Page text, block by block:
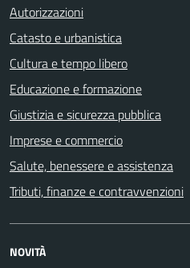
Autorizzazioni
Catasto e urbanistica
Cultura e tempo libero
Educazione e formazione
Giustizia e sicurezza pubblica
Imprese e commercio
Salute, benessere e assistenza
Tributi, finanze e contravvenzioni
NOVITÀ